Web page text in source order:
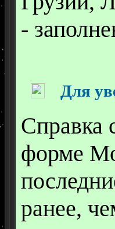
-
Для
Справка
форме
ранее,